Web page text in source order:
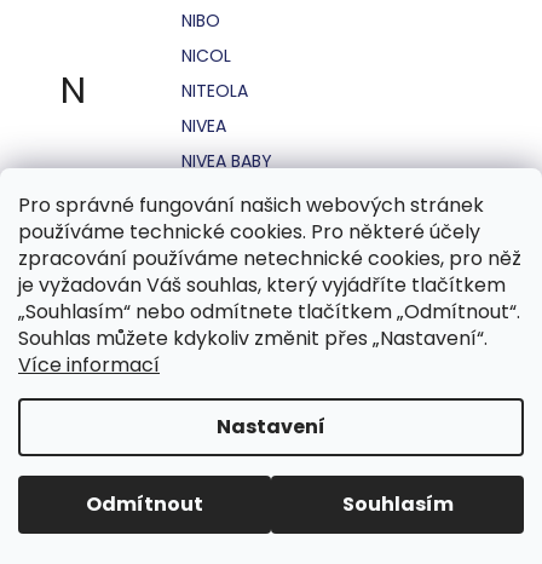
Pro správné fungování našich webových stránek
používáme technické cookies. Pro některé účely
zpracování používáme netechnické cookies, pro něž
je vyžadován Váš souhlas, který vyjádříte tlačítkem
„Souhlasím“ nebo odmítnete tlačítkem „Odmítnout“.
Souhlas můžete kdykoliv změnit přes „Nastavení“.
Více informací
Nastavení
Odmítnout Souhlasím
N
NIBO
NICOL
NITEOLA
NIVEA
NIVEA BABY
NIVEA MEN
NIVEA SUN
NO STRESS
NOHEL GARDEN
NORDICS
NUK
O.B.
OASIS